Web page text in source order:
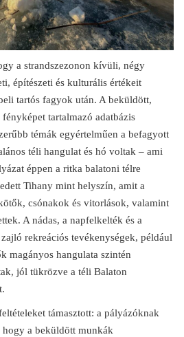
a strandszezonon kívüli, négy
építészeti és kulturális értékeit
tartós fagyok után. A beküldött,
tartalmazó adatbázis
témák egyértelműen a befagyott
téli hangulat és hó voltak – ami
éppen a ritka balatoni télre
Tihany mint helyszín, amit a
csónakok és vitorlások, valamint
A nádas, a napfelkelték és a
rekreációs tevékenységek, például
magányos hangulata szintén
jól tükrözve a téli Balaton
támasztott: a pályázóknak
a beküldött munkák